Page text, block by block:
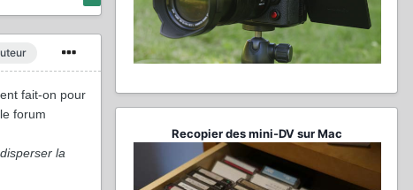
fait-on pour
forum
la
Recopier des mini-DV sur Mac